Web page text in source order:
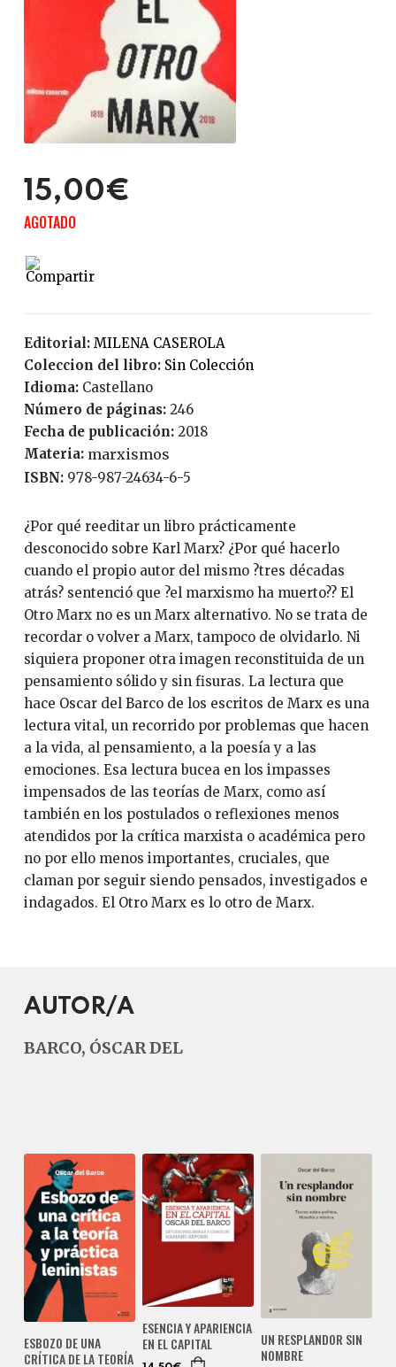
15,00€
AGOTADO
Editorial:
MILENA CASEROLA
Coleccion del libro:
Sin Colección
Idioma:
Castellano
Número de páginas:
246
Fecha de publicación:
2018
Materia: marxismos
ISBN: 978-987-24634-6-5
¿Por qué reeditar un libro prácticamente
desconocido sobre Karl Marx? ¿Por qué hacerlo
cuando el propio autor del mismo ?tres décadas
atrás? sentenció que ?el marxismo ha muerto?? El
Otro Marx no es un Marx alternativo. No se trata de
recordar o volver a Marx, tampoco de olvidarlo. Ni
siquiera proponer otra imagen reconstituida de un
pensamiento sólido y sin fisuras. La lectura que
hace Oscar del Barco de los escritos de Marx es una
lectura vital, un recorrido por problemas que hacen
a la vida, al pensamiento, a la poesía y a las
emociones. Esa lectura bucea en los impasses
impensados de las teorías de Marx, como así
también en los postulados o reflexiones menos
atendidos por la crítica marxista o académica pero
no por ello menos importantes, cruciales, que
claman por seguir siendo pensados, investigados e
indagados. El Otro Marx es lo otro de Marx.
AUTOR/A
BARCO, ÓSCAR DEL
ESBOZO DE UNA
CRÍTICA DE LA TEORÍA
ESENCIA Y APARIENCIA
EN EL CAPITAL
UN RESPLANDOR SIN
NOMBRE